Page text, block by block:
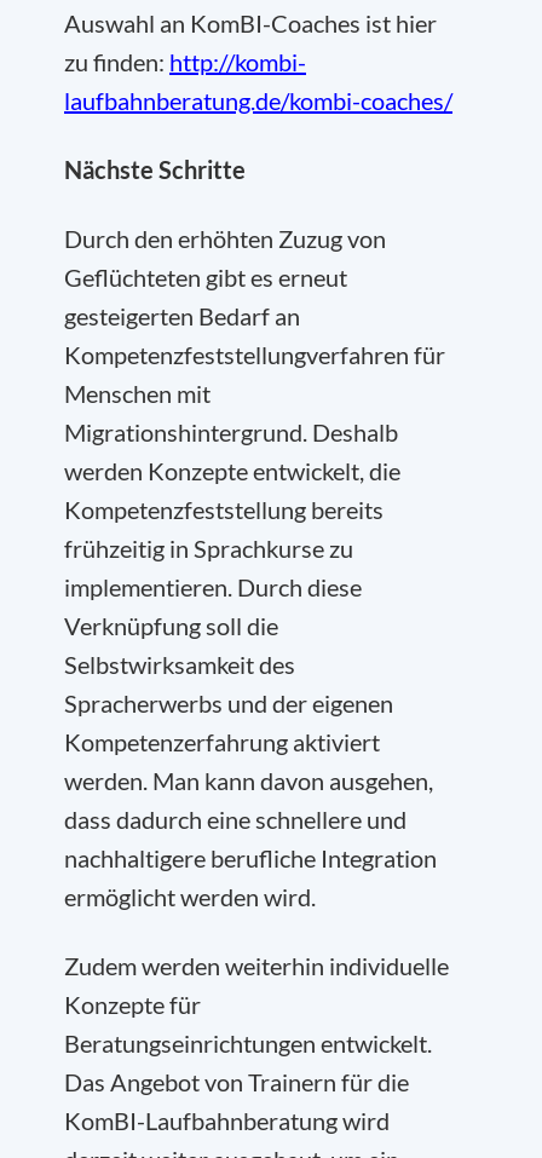
Auswahl an KomBI-Coaches ist hier
zu finden: http://kombi-
laufbahnberatung.de/kombi-coaches/
Nächste Schritte
Durch den erhöhten Zuzug von
Geflüchteten gibt es erneut
gesteigerten Bedarf an
Kompetenzfeststellungverfahren für
Menschen mit
Migrationshintergrund. Deshalb
werden Konzepte entwickelt, die
Kompetenzfeststellung bereits
frühzeitig in Sprachkurse zu
implementieren. Durch diese
Verknüpfung soll die
Selbstwirksamkeit des
Spracherwerbs und der eigenen
Kompetenzerfahrung aktiviert
werden. Man kann davon ausgehen,
dass dadurch eine schnellere und
nachhaltigere berufliche Integration
ermöglicht werden wird.
Zudem werden weiterhin individuelle
Konzepte für
Beratungseinrichtungen entwickelt.
Das Angebot von Trainern für die
KomBI-Laufbahnberatung wird